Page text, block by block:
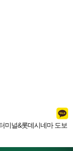
미널&롯데시네마 도보